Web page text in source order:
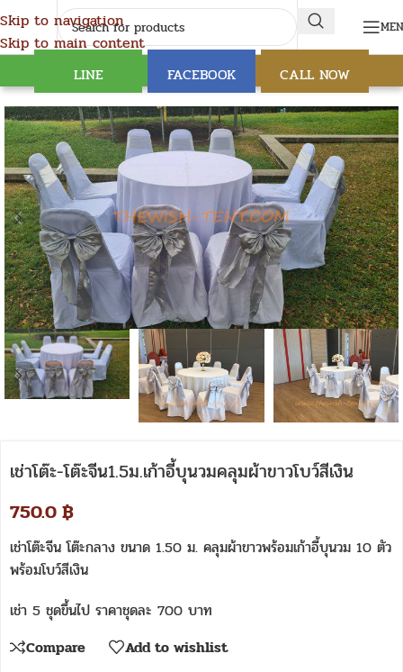
Skip to navigation
Skip to main content
LINE FACEBOOK CALL NOW
เช่าโต๊ะ-โต๊ะจีน1.5ม.เก้าอี้บุนวมคลุมผ้าขาวโบว์สีเงิน
750.0฿
เช่าโต๊ะจีน โต๊ะกลาง ขนาด 1.50 ม. คลุมผ้าขาวพร้อมเก้าอี้บุนวม 10 ตัว
พร้อมโบว์สีเงิน
เช่า 5 ชุดขึ้นไป ราคาชุดละ 700 บาท
Compare
Add to wishlist